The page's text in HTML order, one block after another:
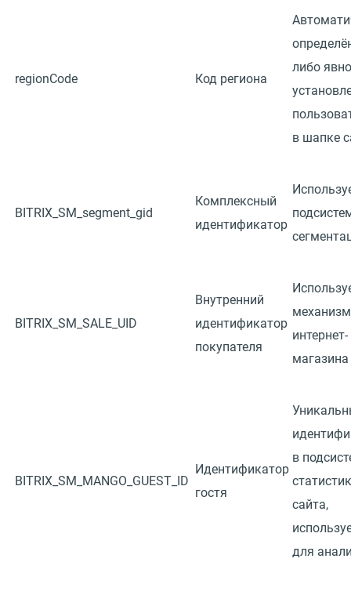
regionCode Код региона
либо явно
в шапке
BITRIX_SM_segment_gid
Комплексный
идентификатор
BITRIX_SM_SALE_UID
Внутренний
идентификатор
покупателя
интернет-
магазина
BITRIX_SM_MANGO_GUEST_ID
Идентификатор
гостя
в
сайта,
для